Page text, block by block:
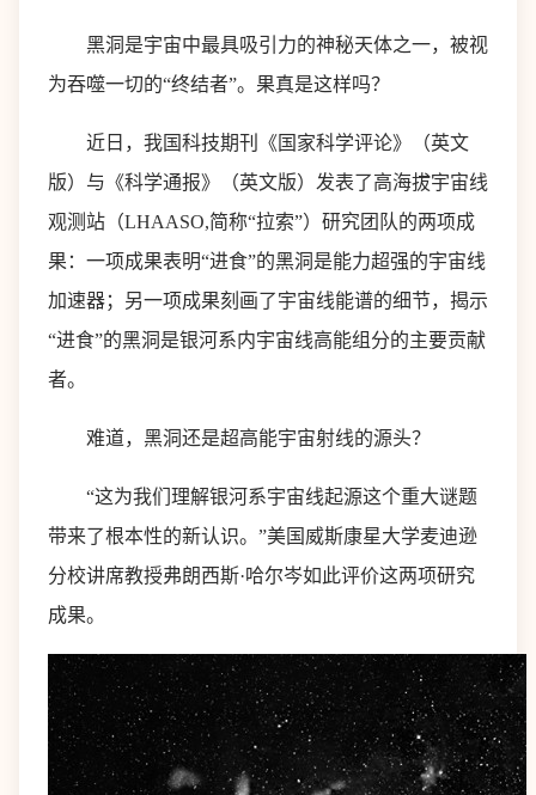
黑洞是宇宙中最具吸引力的神秘天体之一，被视
为吞噬一切的“终结者”。果真是这样吗？
近日，我国科技期刊《国家科学评论》（英文
版）与《科学通报》（英文版）发表了高海拔宇宙线
观测站（LHAASO,简称“拉索”）研究团队的两项成
果：一项成果表明“进食”的黑洞是能力超强的宇宙线
加速器；另一项成果刻画了宇宙线能谱的细节，揭示
“进食”的黑洞是银河系内宇宙线高能组分的主要贡献
者。
难道，黑洞还是超高能宇宙射线的源头？
“这为我们理解银河系宇宙线起源这个重大谜题
带来了根本性的新认识。”美国威斯康星大学麦迪逊
分校讲席教授弗朗西斯·哈尔岑如此评价这两项研究
成果。